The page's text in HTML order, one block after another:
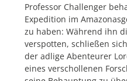
Professor Challenger
Expedition im
zu haben: Während ihn
verspotten, schließen
der adlige Abenteurer
eines verschollenen